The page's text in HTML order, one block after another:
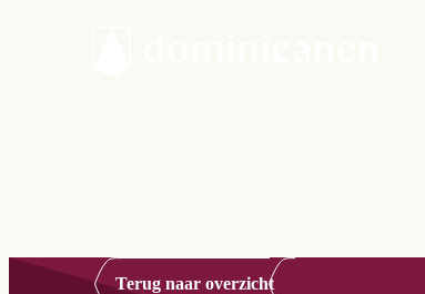
Terug naar overzicht